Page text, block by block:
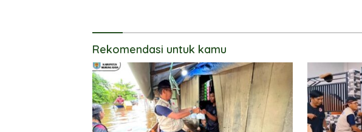
Rekomendasi untuk kamu